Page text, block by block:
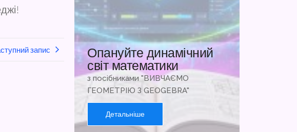
запис Опануйте динамічний
світ математики
з посібниками "ВИВЧАЄМО
ГЕОМЕТРІЮ З GEOGEBRA"
Детальніше